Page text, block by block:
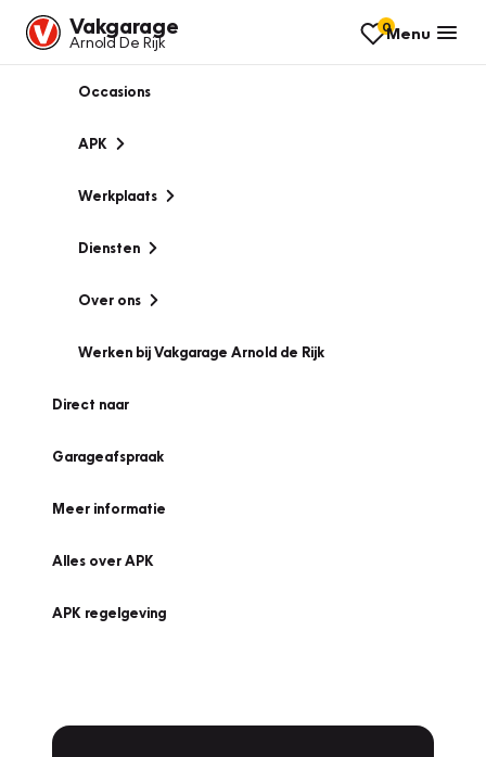
Vakgarage
Arnold De Rijk
0Menu
Occasions
APK
Werkplaats
Diensten
Over ons
Werken bij Vakgarage Arnold de Rijk
Direct naar
Garageafspraak
Meer informatie
Alles over APK
APK regelgeving